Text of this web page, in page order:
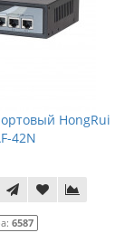
HongRui
42N
6587